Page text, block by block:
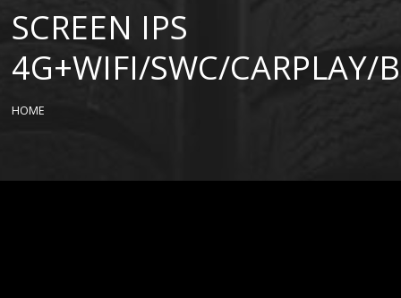
SCREEN IPS
4G+WIFI/SWC/CARPLAY/
HOME